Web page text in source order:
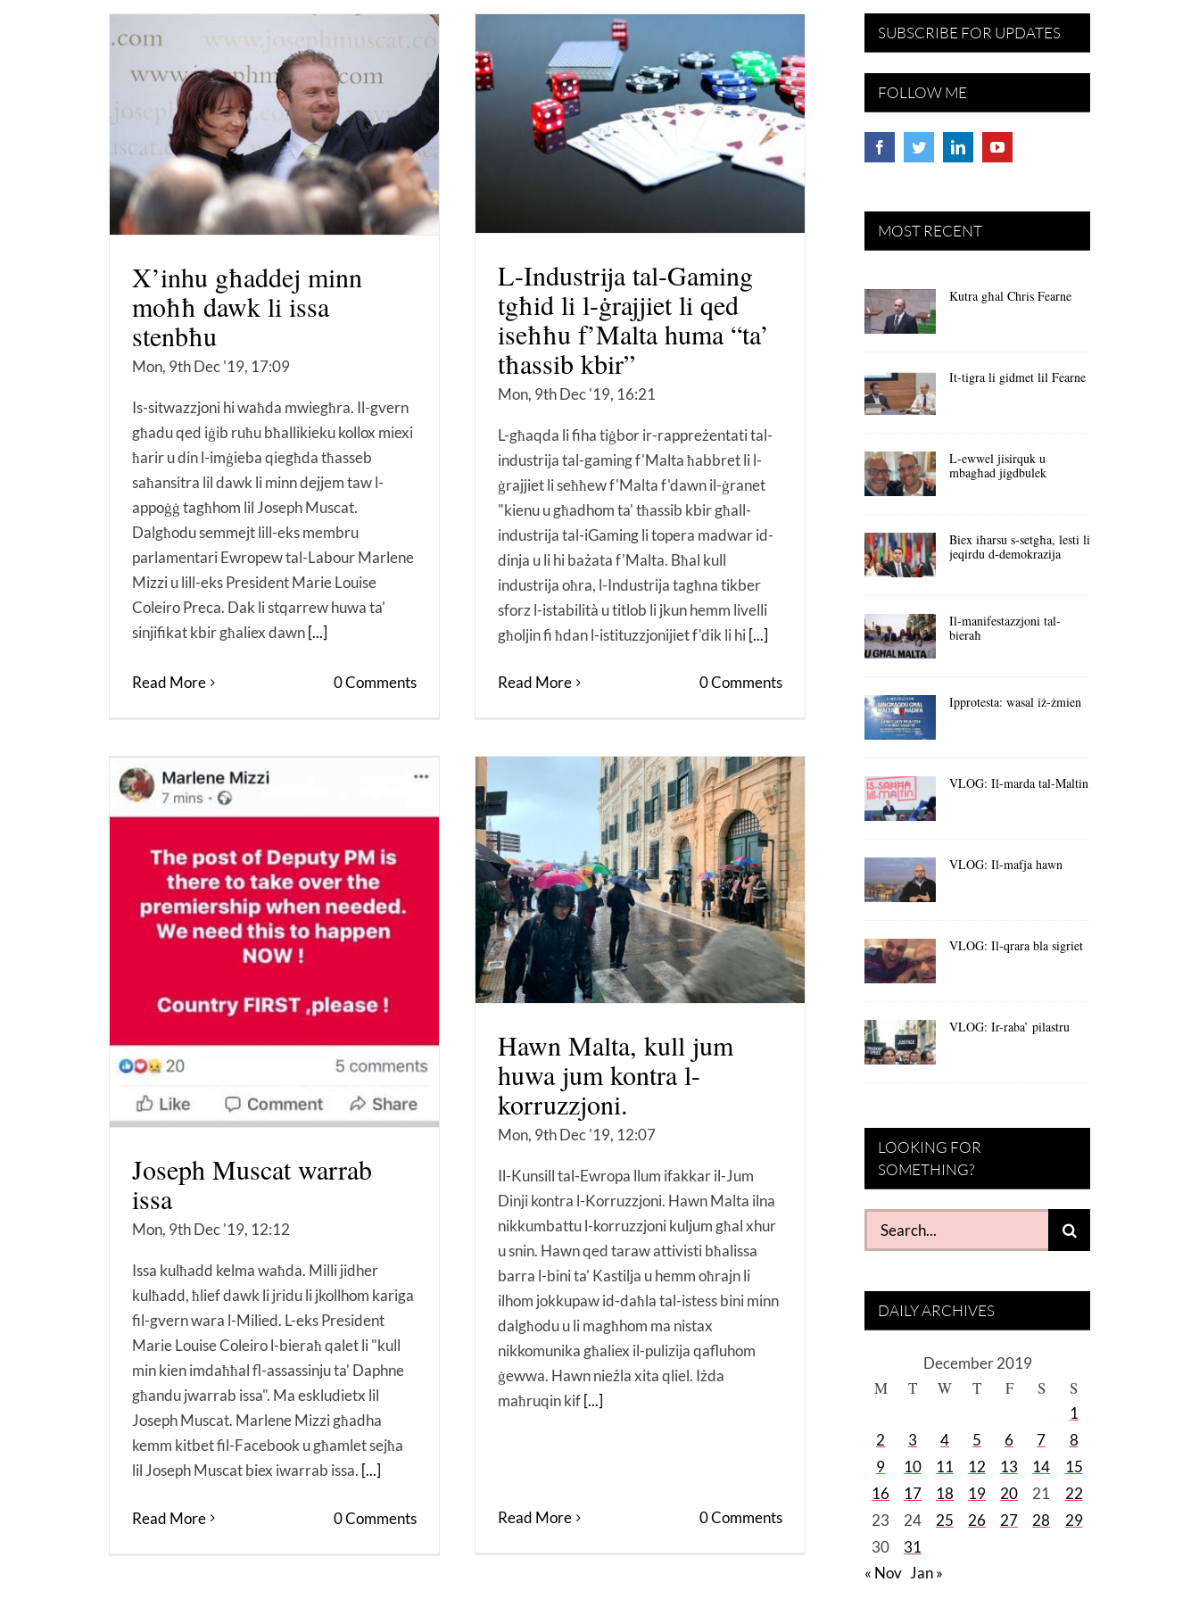
X’inhu għaddej minn
moħħ dawk li issa
stenbħu
Mon, 9th Dec '19, 17:09
Is-sitwazzjoni hi waħda mwiegħra. Il-gvern
għadu qed iġib ruħu bħallikieku kollox miexi
ħarir u din l-imġieba qiegħda tħasseb
saħansitra lil dawk li minn dejjem taw l-
appoġġ tagħhom lil Joseph Muscat.
Dalgħodu semmejt lill-eks membru
parlamentari Ewropew tal-Labour Marlene
Mizzi u lill-eks President Marie Louise
Coleiro Preca. Dak li stqarrew huwa ta'
sinjifikat kbir għaliex dawn [...]
Read More 0 Comments
L-Industrija tal-Gaming
tgħid li l-ġrajjiet li qed
iseħħu f’Malta huma “ta’
tħassib kbir”
Mon, 9th Dec '19, 16:21
L-għaqda li fiha tiġbor ir-rappreżentati tal-
industrija tal-gaming f'Malta ħabbret li l-
ġrajjiet li seħħew f'Malta f'dawn il-ġranet
"kienu u għadhom ta' tħassib kbir għall-
industrija tal-iGaming li topera madwar id-
dinja u li hi bażata f'Malta. Bħal kull
industrija oħra, l-Industrija tagħna tikber
sforz l-istabilità u titlob li jkun hemm livelli
għoljin fi ħdan l-istituzzjonijiet f'dik li hi [...]
Read More 0 Comments
Joseph Muscat warrab
issa
Mon, 9th Dec '19, 12:12
Issa kulħadd kelma waħda. Milli jidher
kulħadd, ħlief dawk li jridu li jkollhom kariga
fil-gvern wara l-Milied. L-eks President
Marie Louise Coleiro l-bieraħ qalet li "kull
min kien imdaħħal fl-assassinju ta' Daphne
għandu jwarrab issa". Ma eskludietx lil
Joseph Muscat. Marlene Mizzi għadha
kemm kitbet fil-Facebook u għamlet sejħa
lil Joseph Muscat biex iwarrab issa. [...]
Read More 0 Comments
Hawn Malta, kull jum
huwa jum kontra l-
korruzzjoni.
Mon, 9th Dec '19, 12:07
Il-Kunsill tal-Ewropa llum ifakkar il-Jum
Dinji kontra l-Korruzzjoni. Hawn Malta ilna
nikkumbattu l-korruzzjoni kuljum għal xhur
u snin. Hawn qed taraw attivisti bħalissa
barra l-bini ta' Kastilja u hemm oħrajn li
ilhom jokkupaw id-daħla tal-istess bini minn
dalgħodu u li magħhom ma nistax
nikkomunika għaliex il-pulizija qafluhom
ġewwa. Hawn nieżla xita qliel. Iżda
maħruqin kif [...]
Read More 0 Comments
SUBSCRIBE FOR UPDATES
FOLLOW ME
MOST RECENT
Kutra għal Chris Fearne
It-tigra li gidmet lil Fearne
L-ewwel jisirquk u
mbagħad jigdbulek
Biex iħarsu s-setgħa, lesti li
jeqirdu d-demokrazija
Il-manifestazzjoni tal-
bieraħ
Ipprotesta: wasal iż-żmien
VLOG: Il-marda tal-Maltin
VLOG: Il-mafja hawn
VLOG: Il-qrara bla sigriet
VLOG: Ir-raba’ pilastru
LOOKING FOR
SOMETHING?
Search
for:
DAILY ARCHIVES
December 2019
M T W T F S S
1
2
3 4 5 6 7
8
9
10 11 12 13 14
15
16
17 18 19 20 21
22
23
24 25 26 27 28
29
30
31
« Nov Jan »